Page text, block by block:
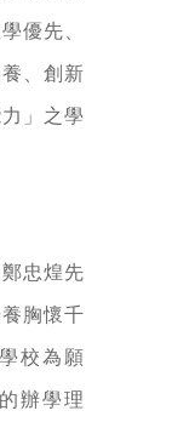
優先、
、創新
」之學
忠煌先
胸懷千
校為願
辦學理